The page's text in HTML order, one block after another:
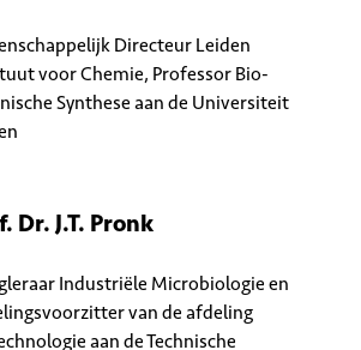
Directeur Leiden
voor Chemie, Professor Bio-
Synthese aan de Universiteit
Dr. J.T. Pronk
Industriële Microbiologie en
van de afdeling
aan de Technische